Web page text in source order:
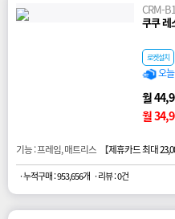
CRM-
쿠쿠 레
로켓설치
오
월
월
기능 : 프레임, 매트리스 【제휴카드 최대
· 누적구매 : 953,656개 · 리뷰 : 0건